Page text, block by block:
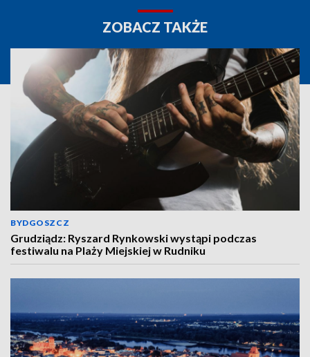
ZOBACZ TAKŻE
BYDGOSZCZ
Grudziądz: Ryszard Rynkowski wystąpi podczas
festiwalu na Plaży Miejskiej w Rudniku